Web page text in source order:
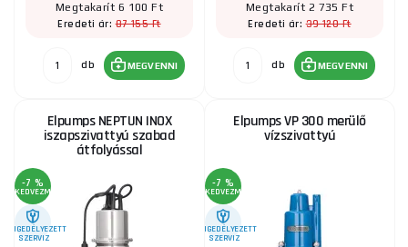
Megtakarít 6 100 Ft
Eredeti ár:87 155 Ft
db MEGVENNI
Megtakarít 2 735 Ft
Eredeti ár:39 120 Ft
db MEGVENNI
Elpumps NEPTUN INOX
iszapszivattyú szabad
átfolyással
-7 %
KEDVEZMÉNY
ENGEDÉLYEZETT
SZERVIZ
Elpumps VP 300 merülő
vízszivattyú
-7 %
KEDVEZMÉNY
ENGEDÉLYEZETT
SZERVIZ